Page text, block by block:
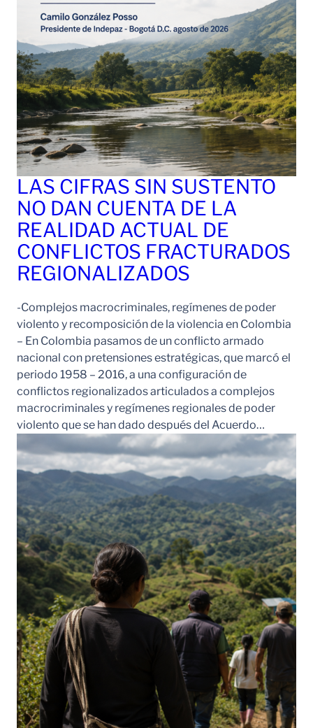
LAS CIFRAS SIN SUSTENTO
NO DAN CUENTA DE LA
REALIDAD ACTUAL DE
CONFLICTOS FRACTURADOS
REGIONALIZADOS
-Complejos macrocriminales, regímenes de poder
violento y recomposición de la violencia en Colombia
– En Colombia pasamos de un conflicto armado
nacional con pretensiones estratégicas, que marcó el
periodo 1958 – 2016, a una configuración de
conflictos regionalizados articulados a complejos
macrocriminales y regímenes regionales de poder
violento que se han dado después del Acuerdo…